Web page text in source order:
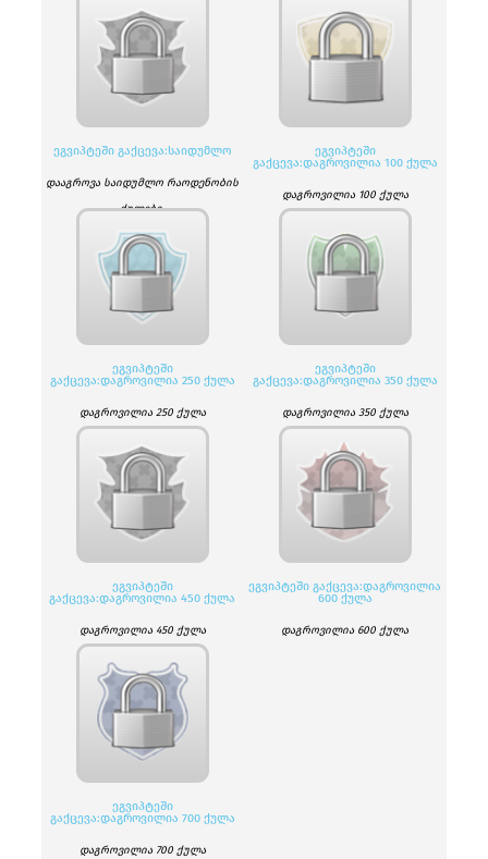
ᲔᲒᲕᲘᲞᲢᲔᲨᲘ ᲒᲐᲥᲪᲔᲕᲐ:ᲡᲐᲘᲓᲣᲛᲚᲝ
დააგროვა საიდუმლო რაოდენობის
ქულები.
ᲔᲒᲕᲘᲞᲢᲔᲨᲘ
ᲒᲐᲥᲪᲔᲕᲐ:ᲓᲐᲒᲠᲝᲕᲘᲚᲘᲐ 100 ᲥᲣᲚᲐ
დაგროვილია 100 ქულა
ᲔᲒᲕᲘᲞᲢᲔᲨᲘ
ᲒᲐᲥᲪᲔᲕᲐ:ᲓᲐᲒᲠᲝᲕᲘᲚᲘᲐ 250 ᲥᲣᲚᲐ
დაგროვილია 250 ქულა
ᲔᲒᲕᲘᲞᲢᲔᲨᲘ
ᲒᲐᲥᲪᲔᲕᲐ:ᲓᲐᲒᲠᲝᲕᲘᲚᲘᲐ 350 ᲥᲣᲚᲐ
დაგროვილია 350 ქულა
ᲔᲒᲕᲘᲞᲢᲔᲨᲘ
ᲒᲐᲥᲪᲔᲕᲐ:ᲓᲐᲒᲠᲝᲕᲘᲚᲘᲐ 450 ᲥᲣᲚᲐ
დაგროვილია 450 ქულა
ᲔᲒᲕᲘᲞᲢᲔᲨᲘ ᲒᲐᲥᲪᲔᲕᲐ:ᲓᲐᲒᲠᲝᲕᲘᲚᲘᲐ
600 ᲥᲣᲚᲐ
დაგროვილია 600 ქულა
ᲔᲒᲕᲘᲞᲢᲔᲨᲘ
ᲒᲐᲥᲪᲔᲕᲐ:ᲓᲐᲒᲠᲝᲕᲘᲚᲘᲐ 700 ᲥᲣᲚᲐ
დაგროვილია 700 ქულა